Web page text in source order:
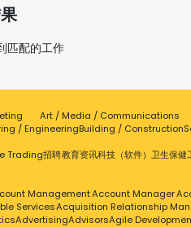
匹配的工作
Art / Media / Communications
/ EngineeringBuilding / Construction
Trading招聘教育资讯科技（软件） 卫生保健
ManagementAccount Manager
ServicesAcquisition Relationship
AdvertisingAdvisorsAgile